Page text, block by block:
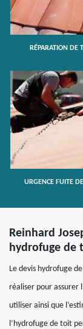
RÉPARATION DE
URGENCE FUITE
Reinhard
hydrofuge de
Le devis hydrofuge
réaliser pour assurer
utiliser ainsi que
l’hydrofuge de toit